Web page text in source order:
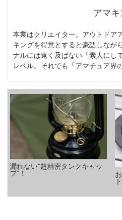
アマキ
本業はクリエイター。アウトドア
キングを得意とすると豪語しなが
ナルには遠く及ばない「素人にし
レベル。それでも「アマチュア界
漏れない”超精密タンクキャッ
プ”！